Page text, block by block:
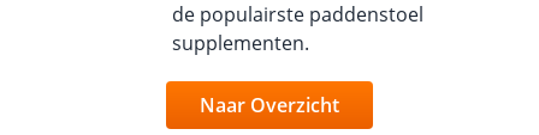
de populairste paddenstoel
supplementen.
Naar Overzicht